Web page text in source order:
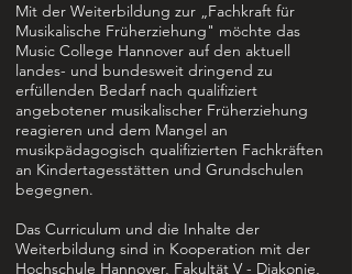
Mit der Weiterbildung zur „Fachkraft für
Musikalische Früherziehung" möchte das
Music College Hannover auf den aktuell
landes- und bundesweit dringend zu
erfüllenden Bedarf nach qualifiziert
angebotener musikalischer Früherziehung
reagieren und dem Mangel an
musikpädagogisch qualifizierten Fachkräften
an Kindertagesstätten und Grundschulen
begegnen.
Das Curriculum und die Inhalte der
Weiterbildung sind in Kooperation mit der
Hochschule Hannover, Fakultät V - Diakonie,